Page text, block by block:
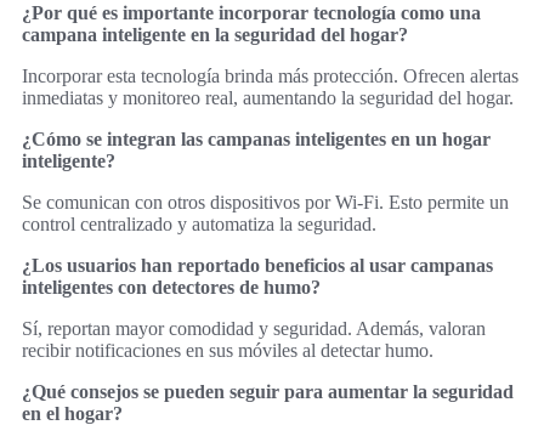
¿Por qué es importante incorporar tecnología como una
campana inteligente en la seguridad del hogar?
Incorporar esta tecnología brinda más protección. Ofrecen alertas
inmediatas y monitoreo real, aumentando la seguridad del hogar.
¿Cómo se integran las campanas inteligentes en un hogar
inteligente?
Se comunican con otros dispositivos por Wi-Fi. Esto permite un
control centralizado y automatiza la seguridad.
¿Los usuarios han reportado beneficios al usar campanas
inteligentes con detectores de humo?
Sí, reportan mayor comodidad y seguridad. Además, valoran
recibir notificaciones en sus móviles al detectar humo.
¿Qué consejos se pueden seguir para aumentar la seguridad
en el hogar?